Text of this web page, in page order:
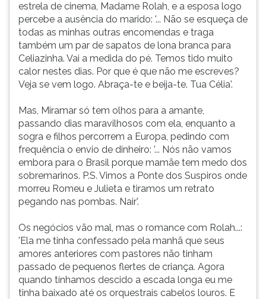
estrela de cinema, Madame Rolah, e a esposa logo
percebe a ausência do marido: '... Não se esqueça de
todas as minhas outras encomendas e traga
também um par de sapatos de lona branca para
Celiazinha. Vai a medida do pé. Temos tido muito
calor nestes dias. Por que é que não me escreves?
Veja se vem logo. Abraça-te e beija-te. Tua Célia'.
Mas, Miramar só tem olhos para a amante,
passando dias maravilhosos com ela, enquanto a
sogra e filhos percorrem a Europa, pedindo com
frequência o envio de dinheiro: '... Nós não vamos
embora para o Brasil porque mamãe tem medo dos
sobremarinos. P.S. Vimos a Ponte dos Suspiros onde
morreu Romeu e Julieta e tiramos um retrato
pegando nas pombas. Nair'.
Os negócios vão mal, mas o romance com Rolah...:
'Ela me tinha confessado pela manhã que seus
amores anteriores com pastores não tinham
passado de pequenos flertes de criança. Agora
quando tínhamos descido a escada longa eu me
tinha baixado até os orquestrais cabelos louros. E